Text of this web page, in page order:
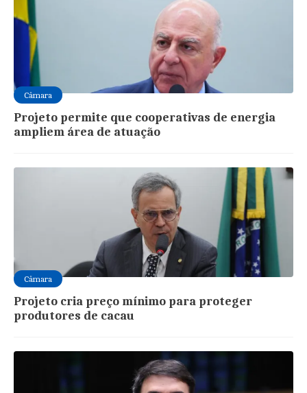
Câmara
Projeto permite que cooperativas de energia
ampliem área de atuação
Câmara
Projeto cria preço mínimo para proteger
produtores de cacau